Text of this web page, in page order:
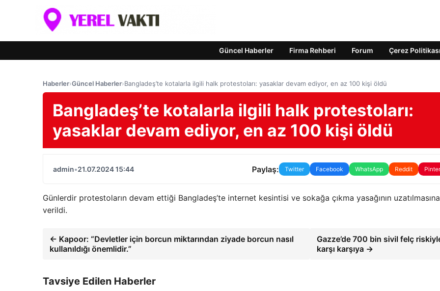
Güncel Haberler Firma Rehberi Forum Çerez Politikası
Haberler›Güncel Haberler›Bangladeş’te kotalarla ilgili halk protestoları: yasaklar devam ediyor, en az 100 kişi öldü
Bangladeş’te kotalarla ilgili halk protestoları:
yasaklar devam ediyor, en az 100 kişi öldü
admin•21.07.2024 15:44 Paylaş: Twitter Facebook WhatsApp Reddit
Günlerdir protestoların devam ettiği Bangladeş’te internet kesintisi ve sokağa çıkma yasağının
verildi.
← Kapoor: “Devletler için borcun miktarından ziyade borcun nasıl
kullanıldığı önemlidir.”
Gazze’de 700 bin sivil felç
karşı karşıya →
Tavsiye Edilen Haberler